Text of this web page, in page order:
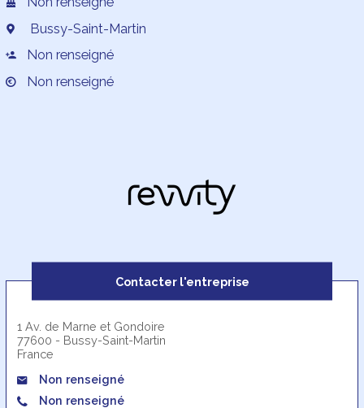
Bussy-Saint-Martin
Non renseigné
Non renseigné
Contacter l'entreprise
1 Av. de Marne et Gondoire
77600 - Bussy-Saint-Martin
France
Non renseigné
Non renseigné